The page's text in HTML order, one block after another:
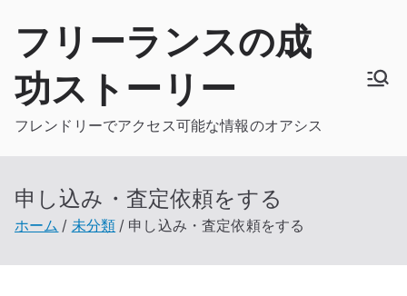
フリーランスの成
功ストーリー
フレンドリーでアクセス可能な情報のオアシス
申し込み・査定依頼をする
ホーム 未分類 申し込み・査定依頼をする